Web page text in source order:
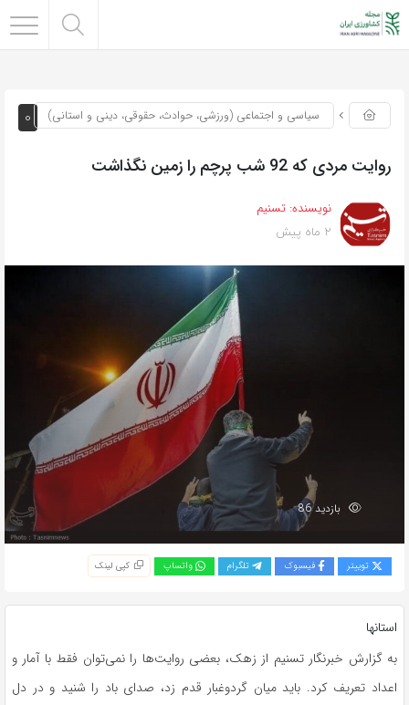
0 سیاسی و اجتماعی (ورزشی، حوادث، حقوقی، دینی و استانی)
روایت مردی که 92 شب پرچم را زمین نگذاشت
نویسنده: تسنیم
2 ماه پیش
بازدید 86
توییتر فیسبوک تلگرام واتساپ کپی لینک
استانها
به گزارش خبرنگار تسنیم از زهک، بعضی روایت‌ها را نمی‌توان فقط با آمار و
اعداد تعریف کرد. باید میان گردوغبار قدم زد، صدای باد را شنید و در دل